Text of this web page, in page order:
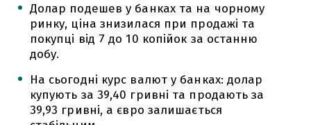
Долар подешев у банках та на чорному
ринку, ціна знизилася при продажі та
покупці від 7 до 10 копійок за останню
добу.
На сьогодні курс валют у банках: долар
купують за 39,40 гривні та продають за
39,93 гривні, а євро залишається